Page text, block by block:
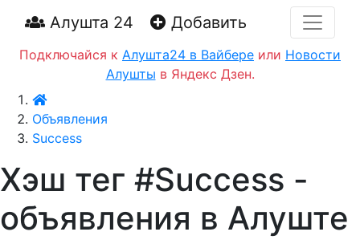
Алушта 24 Добавить
Подключайся к Алушта24 в Вайбере или Новости
Алушты в Яндекс Дзен.
Главная
Объявления
Success
Хэш тег #Success -
объявления в Алуште